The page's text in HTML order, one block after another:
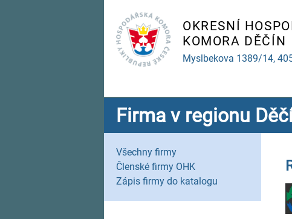
OKRESNÍ
KOMORA DĚČÍN
Myslbekova 1389/14,
Firma v regionu
Všechny firmy
Členské firmy OHK
Zápis firmy do katalogu